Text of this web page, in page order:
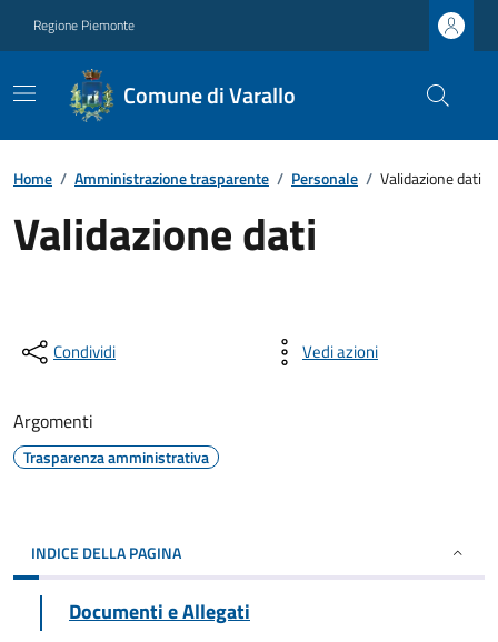
Regione Piemonte
Comune di Varallo
Home / Amministrazione trasparente / Personale / Validazione dati
Validazione dati
Condividi Vedi azioni
Argomenti
Trasparenza amministrativa
INDICE DELLA PAGINA
Documenti e Allegati